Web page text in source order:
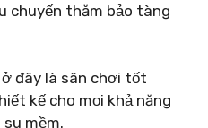
chuyến thăm bảo tàng
đây là sân chơi tốt
kế cho mọi khả năng
mềm.